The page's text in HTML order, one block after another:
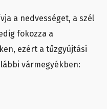
a nedvességet, a szél
fokozza a
ezért a tűzgyújtási
vármegyékben: